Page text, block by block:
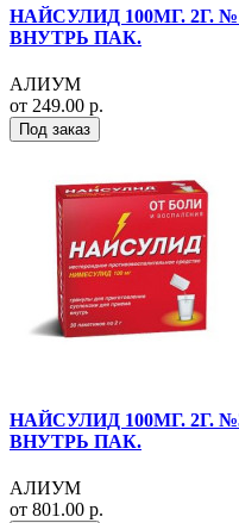
НАЙСУЛИД 100МГ. 2Г.
ВНУТРЬ ПАК.
АЛИУМ
от 249.00 р.
Под заказ
НАЙСУЛИД 100МГ. 2Г.
ВНУТРЬ ПАК.
АЛИУМ
от 801.00 р.